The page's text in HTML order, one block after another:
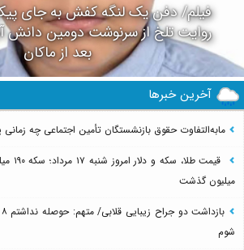
روایت تلخ از سرنوشت دومین دانش
بعد از ماکان
آخرین خبرها
مابه‌التفاوت حقوق بازنشستگان تأمین اجتماعی چه
میلیون گذشت
شوم